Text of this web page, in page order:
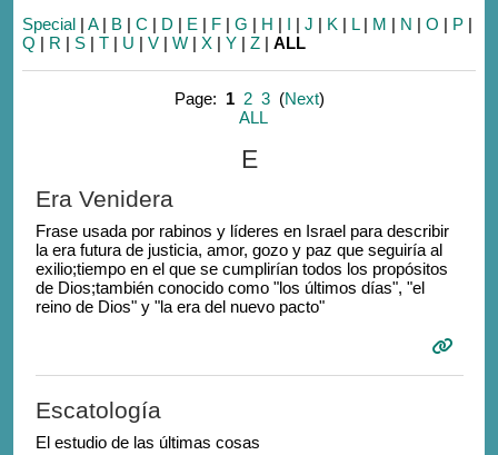
Special | A| B | C | D | E | F | G | H | I | J | K | L| M | N | O | P |
Q | R | S | T | U | V | W | X | Y | Z | ALL
Page: 1 2 3(Next)
ALL
E
Era Venidera
Frase usada por rabinos y líderes en Israel para describir
la era futura de justicia, amor, gozo y paz que seguiría al
exilio;tiempo en el que se cumplirían todos los propósitos
de Dios;también conocido como "los últimos días", "el
reino de Dios" y "la era del nuevo pacto"
Escatología
El estudio de las últimas cosas